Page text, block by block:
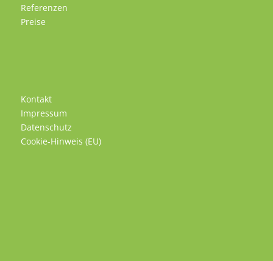
Referenzen
Preise
Kontakt
Impressum
Datenschutz
Cookie-Hinweis (EU)